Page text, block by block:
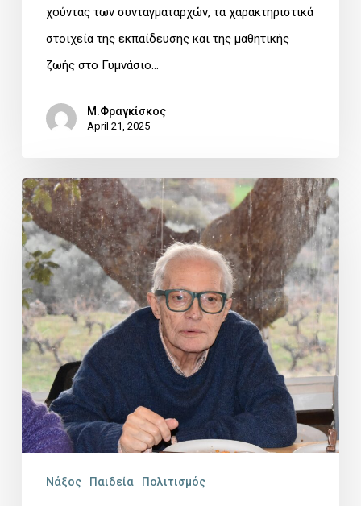
χούντας των συνταγματαρχών, τα χαρακτηριστικά
στοιχεία της εκπαίδευσης και της μαθητικής
ζωής στο Γυμνάσιο…
Μ.Φραγκίσκος
April 21, 2025
Αποχαιρετισμός
στον
Κώστα
Κατσουρό.
Νάξος Παιδεία Πολιτισμός